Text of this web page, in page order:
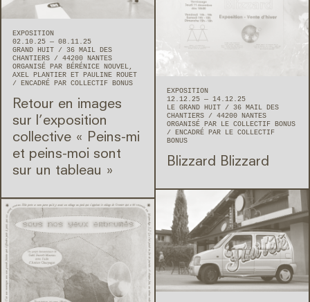
EXPOSITION
12.12.25 — 14.12.25
LE GRAND HUIT
36 MAIL DES
CHANTIERS
44200 NANTES
ORGANISÉ PAR LE COLLECTIF BONUS
ENCADRÉ PAR LE COLLECTIF
BONUS
Blizzard Blizzard
EXPOSITION
02.10.25 — 08.11.25
GRAND HUIT
36 MAIL DES
CHANTIERS
44200 NANTES
ORGANISÉ PAR BÉRÉNICE NOUVEL,
AXEL PLANTIER ET PAULINE ROUET
ENCADRÉ PAR COLLECTIF BONUS
Retour en images
sur l’exposition
collective « Peins-mi
et peins-moi sont
sur un tableau »